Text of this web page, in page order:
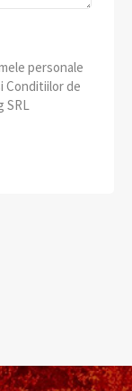
personale
Conditiilor de
SRL